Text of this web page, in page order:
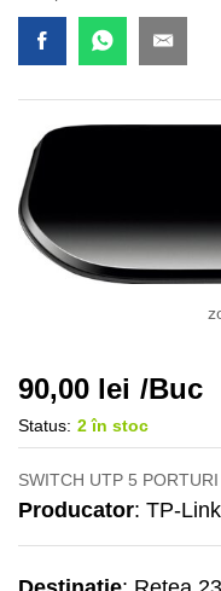
90,00 lei /Buc
Status: 2 în stoc
SWITCH UTP 5
Producator: TP-Link